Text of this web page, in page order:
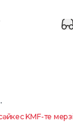
•
KMF-те